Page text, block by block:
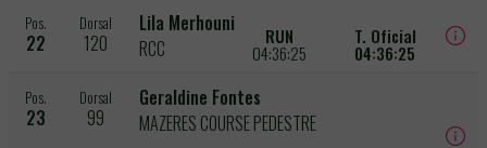
Pos.
22
Dorsal
120
Lila Merhouni
RCC
RUN
04:36:25
T. Oficial
04:36:25
Pos.
23
Dorsal
99
Geraldine Fontes
MAZERES COURSE PEDESTRE